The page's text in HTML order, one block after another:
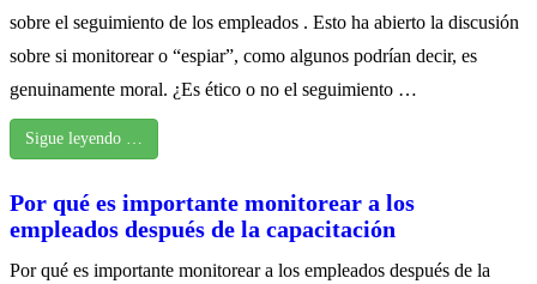
sobre el seguimiento de los empleados . Esto ha abierto la discusión
sobre si monitorear o “espiar”, como algunos podrían decir, es
genuinamente moral. ¿Es ético o no el seguimiento …
Sigue leyendo …
Por qué es importante monitorear a los
empleados después de la capacitación
Por qué es importante monitorear a los empleados después de la